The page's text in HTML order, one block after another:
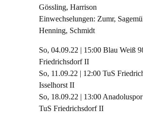
Gössling, Harrison
Einwechselungen: Zumr,
Henning, Schmidt
So, 04.09.22 | 15:00 Blau Weiß
Friedrichsdorf II
So, 11.09.22 | 12:00 TuS
Isselhorst II
So, 18.09.22 | 13:00
TuS Friedrichsdorf II